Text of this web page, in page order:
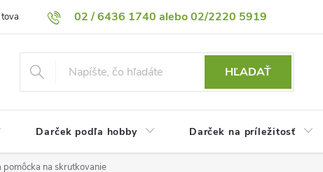
02 / 6436 1740 alebo 02/2220 5919
Vrátenie tovaru Podmienky ochrany osobných údajov
HĽADAŤ
Darček podľa hobby Darček na príležitosť
na skrutkovanie